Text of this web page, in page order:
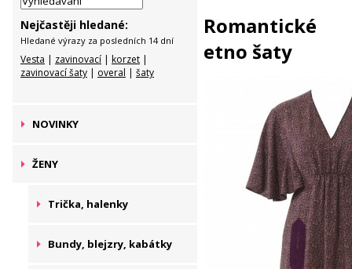
Nejčastěji hledané:
Hledané výrazy za posledních 14 dní
Vesta | zavinovací | korzet |
zavinovací šaty | overal | šaty
NOVINKY
ŽENY
Trička, halenky
Bundy, blejzry, kabátky
Romantické
etno šaty